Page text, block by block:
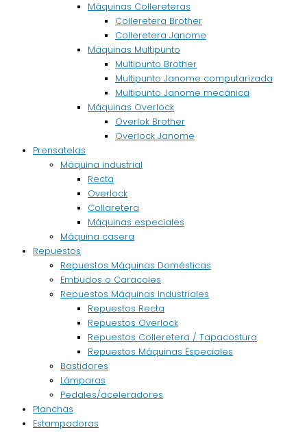
Máquinas Collereteras
Colleretera Brother
Colleretera Janome
Máquinas Multipunto
Multipunto Brother
Multipunto Janome computarizada
Multipunto Janome mecánica
Máquinas Overlock
Overlok Brother
Overlock Janome
Prensatelas
Máquina industrial
Recta
Overlock
Collaretera
Máquinas especiales
Máquina casera
Repuestos
Repuestos Máquinas Domésticas
Embudos o Caracoles
Repuestos Máquinas Industriales
Repuestos Recta
Repuestos Overlock
Repuestos Colleretera / Tapacostura
Repuestos Máquinas Especiales
Bastidores
Lámparas
Pedales/aceleradores
Planchas
Estampadoras